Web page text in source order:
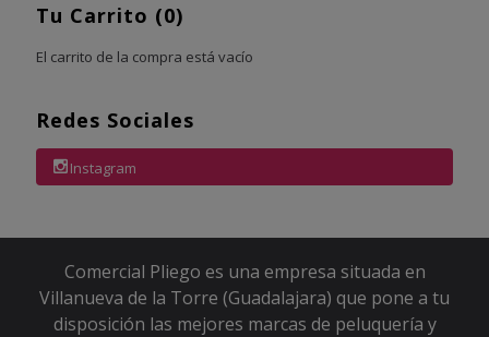
Tu Carrito (0)
El carrito de la compra está vacío
Redes Sociales
Instagram
Comercial Pliego es una empresa situada en
Villanueva de la Torre (Guadalajara) que pone a tu
disposición las mejores marcas de peluquería y